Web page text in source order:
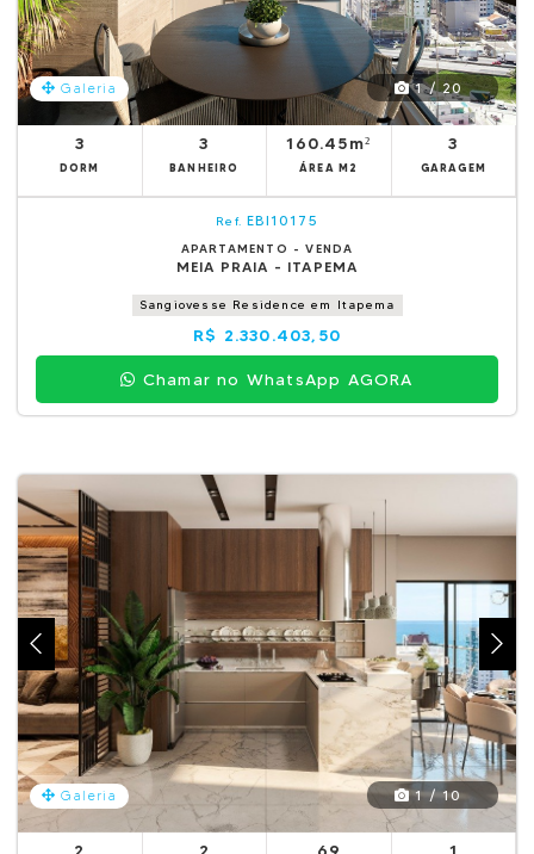
Galeria 1 / 20
3
DORM
3
BANHEIRO
160.45m²
ÁREA M2
3
GARAGEM
Ref. EBI10175
APARTAMENTO - VENDA
MEIA PRAIA - ITAPEMA
Sangiovesse Residence em Itapema
R$ 2.330.403,50
Chamar no WhatsApp AGORA
Galeria 1 / 10